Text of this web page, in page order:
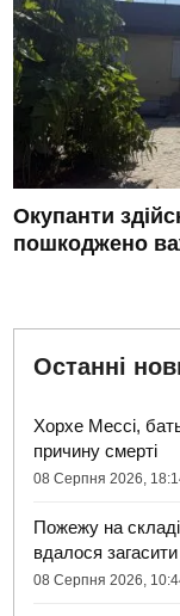
Окупанти
пошкоджено
Останні
Хорхе Мессі,
причину смерті
08 Серпня 2026,
Пожежу на
вдалося
08 Серпня 2026,